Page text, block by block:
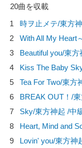
20曲を収載
1
時ヲ止メテ/東方
2
With All My Heart
3
Beautiful you/東方
4
Kiss The Baby
5
Tea For Two/東方
6
BREAK OUT！/
7
Sky/東方神起 /中
8
Heart, Mind and
9
Lovin' you/東方神